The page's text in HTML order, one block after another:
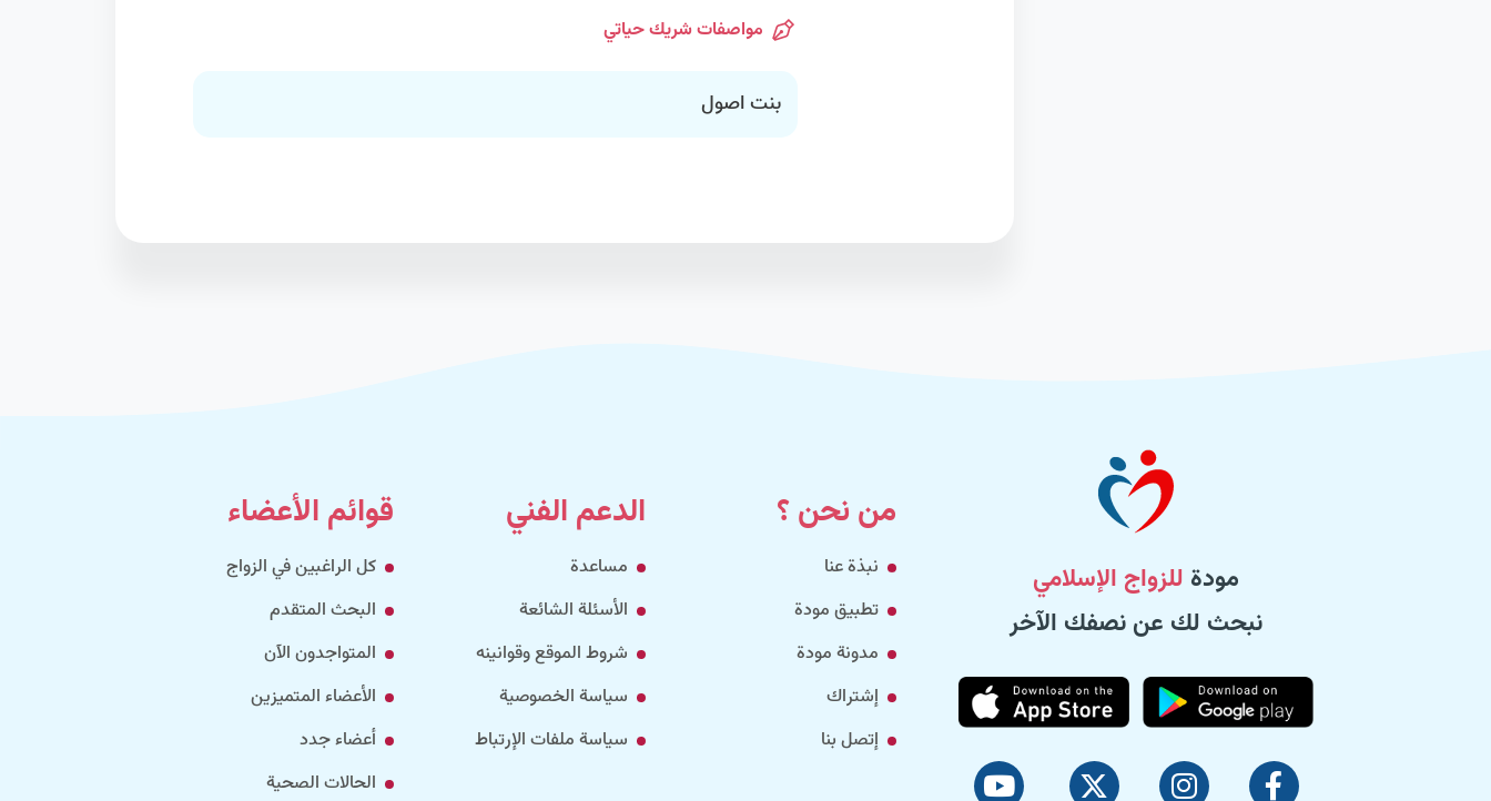
مواصفات شريك حياتي
بنت اصول
مودة للزواج الإسلامي
نبحث لك عن نصفك الآخر
من نحن ؟
نبذة عنا
تطبيق مودة
مدونة مودة
إشتراك
إتصل بنا
الدعم الفني
مساعدة
الأسئلة الشائعة
شروط الموقع وقوانينه
سياسة الخصوصية
سياسة ملفات الإرتباط
قوائم الأعضاء
كل الراغبين في الزواج
البحث المتقدم
المتواجدون الآن
الأعضاء المتميزين
أعضاء جدد
الحالات الصحية